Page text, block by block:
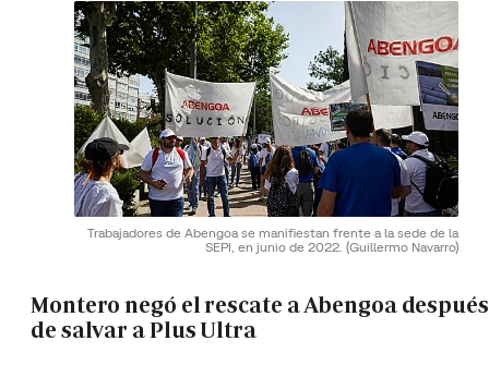
Trabajadores de Abengoa se manifiestan frente a la sede de la
SEPI, en junio de 2022. (Guillermo Navarro)
Montero negó el rescate a Abengoa después
de salvar a Plus Ultra